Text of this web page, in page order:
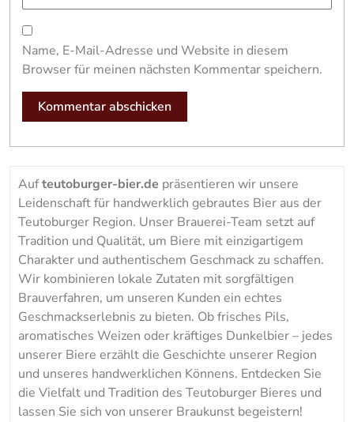
Name, E-Mail-Adresse und Website in diesem
Browser für meinen nächsten Kommentar speichern.
Aufteutoburger-bier.de präsentieren wir unsere
Leidenschaft für handwerklich gebrautes Bier aus der
Teutoburger Region. Unser Brauerei-Team setzt auf
Tradition und Qualität, um Biere mit einzigartigem
Charakter und authentischem Geschmack zu schaffen.
Wir kombinieren lokale Zutaten mit sorgfältigen
Brauverfahren, um unseren Kunden ein echtes
Geschmackserlebnis zu bieten. Ob frisches Pils,
aromatisches Weizen oder kräftiges Dunkelbier – jedes
unserer Biere erzählt die Geschichte unserer Region
und unseres handwerklichen Könnens. Entdecken Sie
die Vielfalt und Tradition des Teutoburger Bieres und
lassen Sie sich von unserer Braukunst begeistern!